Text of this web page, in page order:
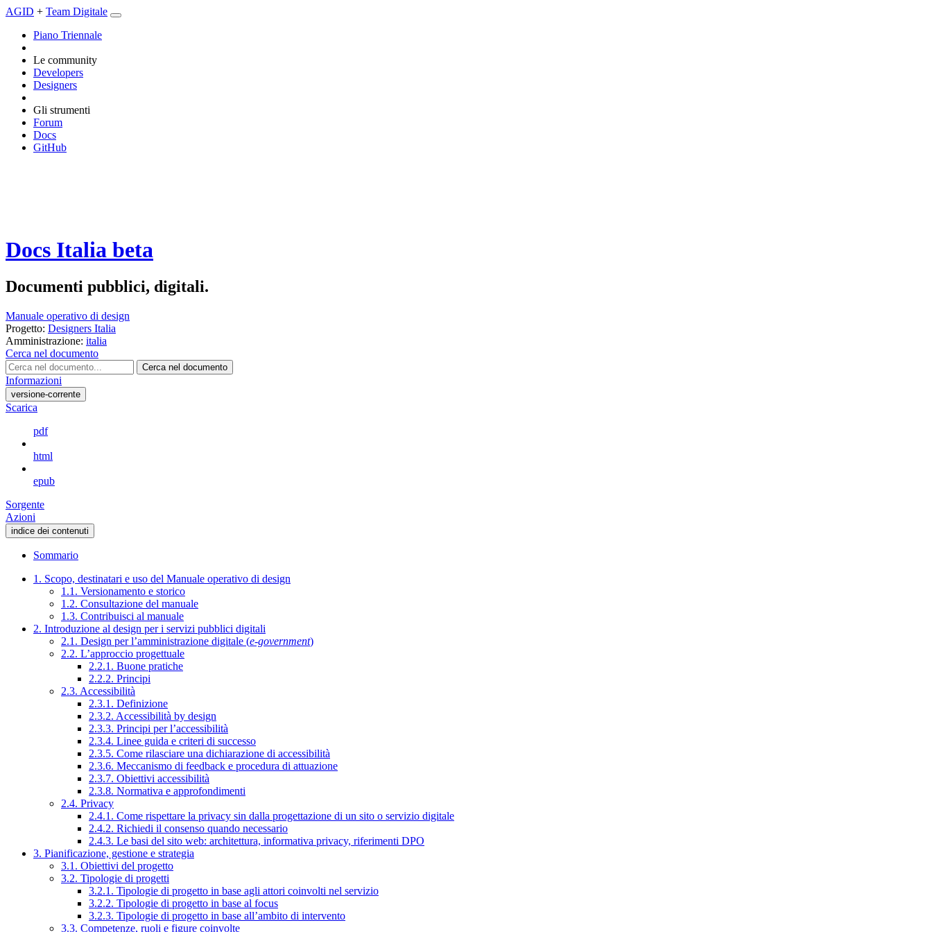
AGID + Team Digitale
Piano Triennale
Le community
Developers
Designers
Gli strumenti
Forum
Docs
GitHub
Docs Italia beta
Documenti pubblici, digitali.
Manuale operativo di design
Progetto: Designers Italia
Amministrazione: italia
Cerca nel documento
Cerca nel documento
Informazioni
versione-corrente
Scarica
pdf
html
epub
Sorgente
Azioni
indice dei contenuti
Sommario
1. Scopo, destinatari e uso del Manuale operativo di design
1.1. Versionamento e storico
1.2. Consultazione del manuale
1.3. Contribuisci al manuale
2. Introduzione al design per i servizi pubblici digitali
2.1. Design per l’amministrazione digitale (e-government)
2.2. L’approccio progettuale
2.2.1. Buone pratiche
2.2.2. Principi
2.3. Accessibilità
2.3.1. Definizione
2.3.2. Accessibilità by design
2.3.3. Principi per l’accessibilità
2.3.4. Linee guida e criteri di successo
2.3.5. Come rilasciare una dichiarazione di accessibilità
2.3.6. Meccanismo di feedback e procedura di attuazione
2.3.7. Obiettivi accessibilità
2.3.8. Normativa e approfondimenti
2.4. Privacy
2.4.1. Come rispettare la privacy sin dalla progettazione di un sito o servizio digitale
2.4.2. Richiedi il consenso quando necessario
2.4.3. Le basi del sito web: architettura, informativa privacy, riferimenti DPO
3. Pianificazione, gestione e strategia
3.1. Obiettivi del progetto
3.2. Tipologie di progetti
3.2.1. Tipologie di progetto in base agli attori coinvolti nel servizio
3.2.2. Tipologie di progetto in base al focus
3.2.3. Tipologie di progetto in base all’ambito di intervento
3.3. Competenze, ruoli e figure coinvolte